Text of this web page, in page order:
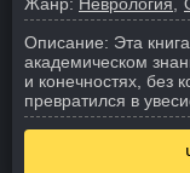
Описание: Эта
академическом
и конечностях, без
превратился в